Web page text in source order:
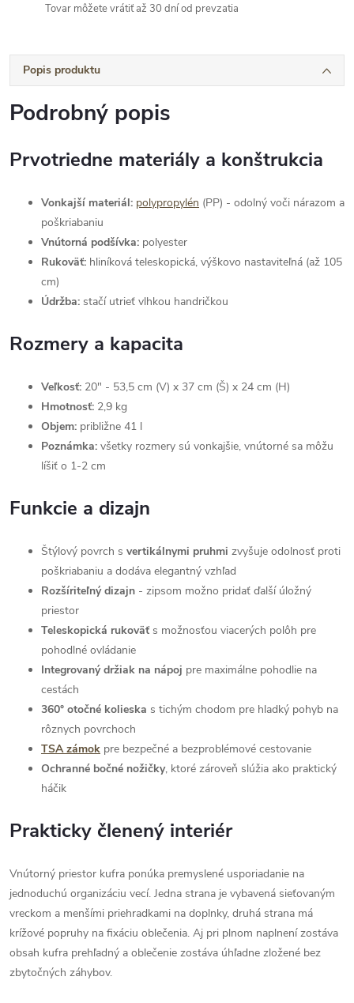
Tovar môžete vrátiť až 30 dní od prevzatia
Popis produktu
Podrobný popis
Prvotriedne materiály a konštrukcia
Vonkajší materiál: polypropylén (PP) - odolný voči nárazom a
poškriabaniu
Vnútorná podšívka: polyester
Rukoväť: hliníková teleskopická, výškovo nastaviteľná (až 105
cm)
Údržba: stačí utrieť vlhkou handričkou
Rozmery a kapacita
Veľkosť: 20" - 53,5 cm (V) x 37 cm (Š) x 24 cm (H)
Hmotnosť: 2,9 kg
Objem: približne 41 l
Poznámka: všetky rozmery sú vonkajšie, vnútorné sa môžu
líšiť o 1-2 cm
Funkcie a dizajn
Štýlový povrch s vertikálnymi pruhmi zvyšuje odolnosť proti
poškriabaniu a dodáva elegantný vzhľad
Rozšíriteľný dizajn - zipsom možno pridať ďalší úložný
priestor
Teleskopická rukoväť s možnosťou viacerých polôh pre
pohodlné ovládanie
Integrovaný držiak na nápoj pre maximálne pohodlie na
cestách
360° otočné kolieska s tichým chodom pre hladký pohyb na
rôznych povrchoch
TSA zámok pre bezpečné a bezproblémové cestovanie
Ochranné bočné nožičky, ktoré zároveň slúžia ako praktický
háčik
Prakticky členený interiér
Vnútorný priestor kufra ponúka premyslené usporiadanie na
jednoduchú organizáciu vecí. Jedna strana je vybavená sieťovaným
vreckom a menšími priehradkami na doplnky, druhá strana má
krížové popruhy na fixáciu oblečenia. Aj pri plnom naplnení zostáva
obsah kufra prehľadný a oblečenie zostáva úhľadne zložené bez
zbytočných záhybov.